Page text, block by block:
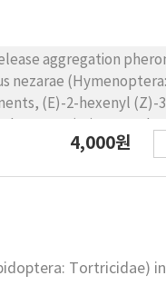
aggregation
nezarae (Hymenoptera:
(Z)-3-
locations of Korea
and 1:1.5:0.1,
septum) and 1:1:0.5
4,000원
Tortricidae)